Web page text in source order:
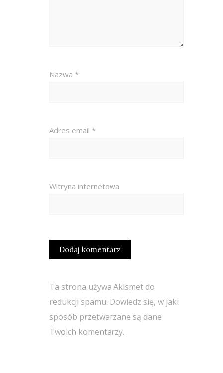
Nazwa *
Adres email *
Witryna internetowa
Ta strona używa Akismet do
redukcji spamu. Dowiedz się, w jaki
sposób przetwarzane są dane
Twoich komentarzy.